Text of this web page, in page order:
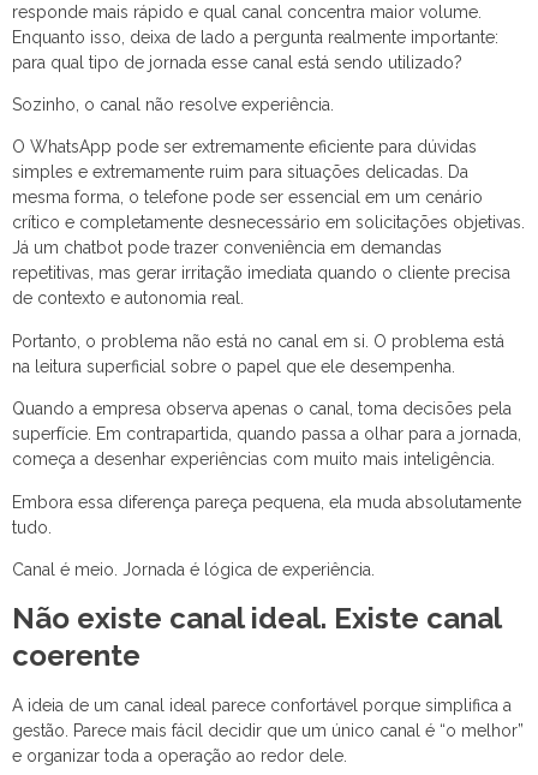
responde mais rápido e qual canal concentra maior volume.
Enquanto isso, deixa de lado a pergunta realmente importante:
para qual tipo de jornada esse canal está sendo utilizado?
Sozinho, o canal não resolve experiência.
O WhatsApp pode ser extremamente eficiente para dúvidas
simples e extremamente ruim para situações delicadas. Da
mesma forma, o telefone pode ser essencial em um cenário
crítico e completamente desnecessário em solicitações objetivas.
Já um chatbot pode trazer conveniência em demandas
repetitivas, mas gerar irritação imediata quando o cliente precisa
de contexto e autonomia real.
Portanto, o problema não está no canal em si. O problema está
na leitura superficial sobre o papel que ele desempenha.
Quando a empresa observa apenas o canal, toma decisões pela
superfície. Em contrapartida, quando passa a olhar para a jornada,
começa a desenhar experiências com muito mais inteligência.
Embora essa diferença pareça pequena, ela muda absolutamente
tudo.
Canal é meio. Jornada é lógica de experiência.
Não existe canal ideal. Existe canal
coerente
A ideia de um canal ideal parece confortável porque simplifica a
gestão. Parece mais fácil decidir que um único canal é “o melhor”
e organizar toda a operação ao redor dele.